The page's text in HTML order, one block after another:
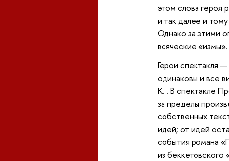
этом слова героя
и так далее и
Однако за этими
всяческие «измы».
Герои спектакля
одинаковы и все
К. . В спектакле
за пределы
собственных
идей; от идей
события романа
из